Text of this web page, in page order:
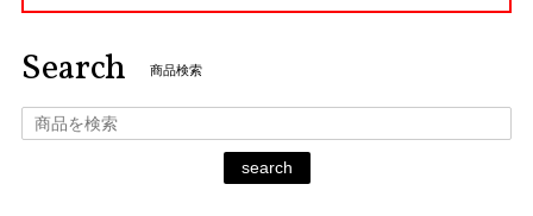
Search 商品検索
search